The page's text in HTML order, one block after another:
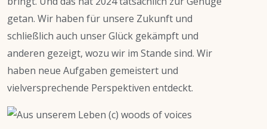
getan. Wir haben für unsere Zukunft und
schließlich auch unser Glück gekämpft und
anderen gezeigt, wozu wir im Stande sind. Wir
haben neue Aufgaben gemeistert und
vielversprechende Perspektiven entdeckt.